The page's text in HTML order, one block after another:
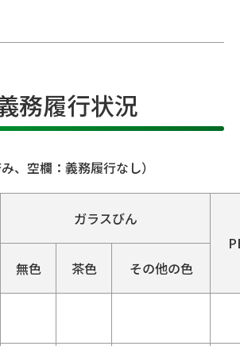
務履行状況
、空欄：義務履行なし）
ガラスびん
無色
茶色 その他の色